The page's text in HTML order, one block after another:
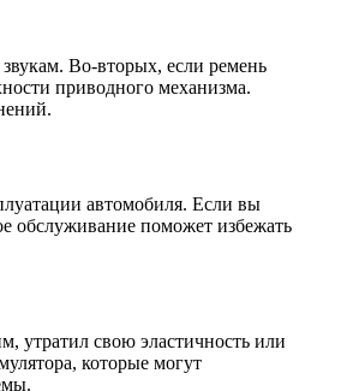
Во-вторых, если ремень
приводного механизма.
автомобиля. Если вы
обслуживание поможет избежать
утратил свою эластичность или
которые могут